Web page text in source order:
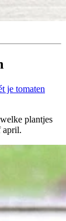
je tomaten
plantjes
april.